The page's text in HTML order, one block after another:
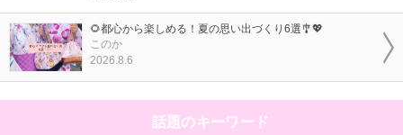
🌻都心から楽しめる！夏の思い出づくり6選🎐💖
このか
2026.8.6
話題のキーワード